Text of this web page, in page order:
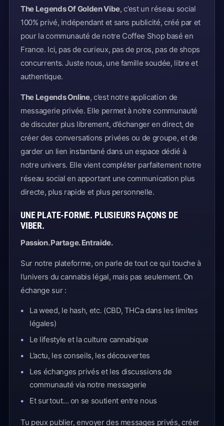
The Legends Of Golden Vibe, c’est un réseau social
100% privé, indépendant et sans publicité, créé par et
pour la communauté de notre Coffee Shop basé en
France. Ici, pas de curieux, pas de pros, pas de shops
concurrents. Juste nous, une famille soudée, libre et
authentique.
The Legends Online, c’est notre application de
messagerie privée. Elle permet à notre communauté
de discuter plus librement, d’échanger en direct, de
créer des conversations privées ou de groupe, et de
garder un lien instantané dans un espace dédié à
notre univers. Elle vient compléter parfaitement notre
réseau social en apportant une communication plus
directe, plus rapide et plus personnelle.
UNE PLATE-FORME. PLUSIEURS FAÇONS DE
VIBER.
Passion. Partage. Entraide.
Sur notre plateforme, on parle de tout ce qui touche à
l’univers du cannabis légal, mais pas seulement. On
échange sur :
La weed, le hash, etc. (CBD, THCa dans les limites
légales)
Le lifestyle et la culture cannabique
L’actu, les conseils, les découvertes
Les échanges privés et les discussions de
communauté via notre messagerie
Et surtout… on se soutient entre nous
Tu peux publier, envoyer des messages privés, créer